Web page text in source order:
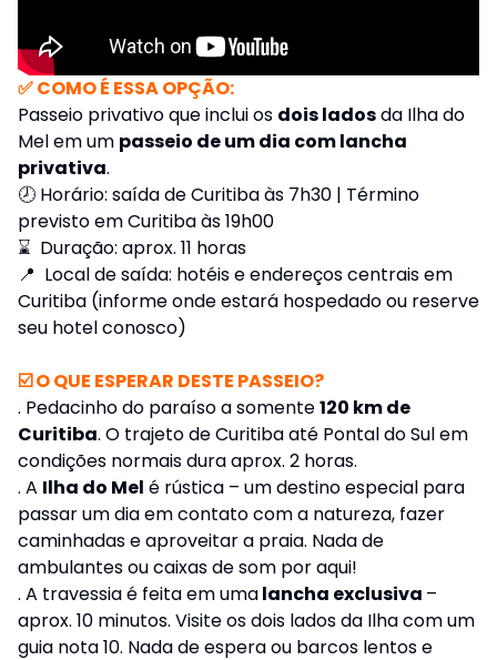
✅ COMO É ESSA OPÇÃO:
Passeio privativo que inclui os dois ladosda Ilha do
Mel em um passeio de um dia com lancha
privativa.
🕗 Horário: saída de Curitiba às 7h30 | Término
previsto em Curitiba às 19h00
⌛ Duração: aprox. 11 horas
📍 Local de saída: hotéis e endereços centrais em
Curitiba (informe onde estará hospedado ou reserve
seu hotel conosco)
☑️ O QUE ESPERAR DESTE PASSEIO?
. Pedacinho do paraíso a somente120 km de
Curitiba. O trajeto de Curitiba até Pontal do Sul em
condições normais dura aprox. 2 horas.
. A Ilha do Mel é rústica – um destino especial para
passar um dia em contato com a natureza, fazer
caminhadas e aproveitar a praia. Nada de
ambulantes ou caixas de som por aqui!
. A travessia é feita em umalancha exclusiva –
aprox. 10 minutos. Visite os dois lados da Ilha com um
guia nota 10. Nada de espera ou barcos lentos e